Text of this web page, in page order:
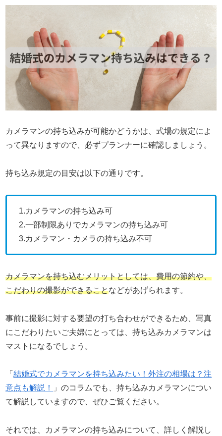
カメラマンの持ち込みが可能かどうかは、式場の規定によ
って異なりますので、必ずプランナーに確認しましょう。
持ち込み規定の目安は以下の通りです。
1.カメラマンの持ち込み可
2.一部制限ありでカメラマンの持ち込み可
3.カメラマン・カメラの持ち込み不可
カメラマンを持ち込むメリットとしては、費用の節約や、
こだわりの撮影ができることなどがあげられます。
事前に撮影に対する要望の打ち合わせができるため、写真
にこだわりたいご夫婦にとっては、持ち込みカメラマンは
マストになるでしょう。
「結婚式でカメラマンを持ち込みたい！外注の相場は？注
意点も解説！
」のコラムでも、持ち込みカメラマンについ
て解説していますので、ぜひご覧ください。
それでは、カメラマンの持ち込みについて、詳しく解説し